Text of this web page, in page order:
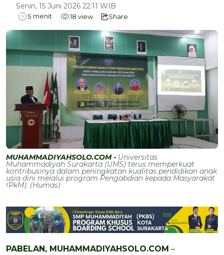
Senin, 15 Juni 2026 22:11 WIB
5 menit 18 view Share
MUHAMMADIYAHSOLO.COM - Universitas
Muhammadiyah Surakarta (UMS) terus memperkuat
kontribusinya dalam peningkatan kualitas pendidikan anak
usia dini melalui program Pengabdian kepada Masyarakat
(PkM). (Humas)
PABELAN, MUHAMMADIYAHSOLO.COM –